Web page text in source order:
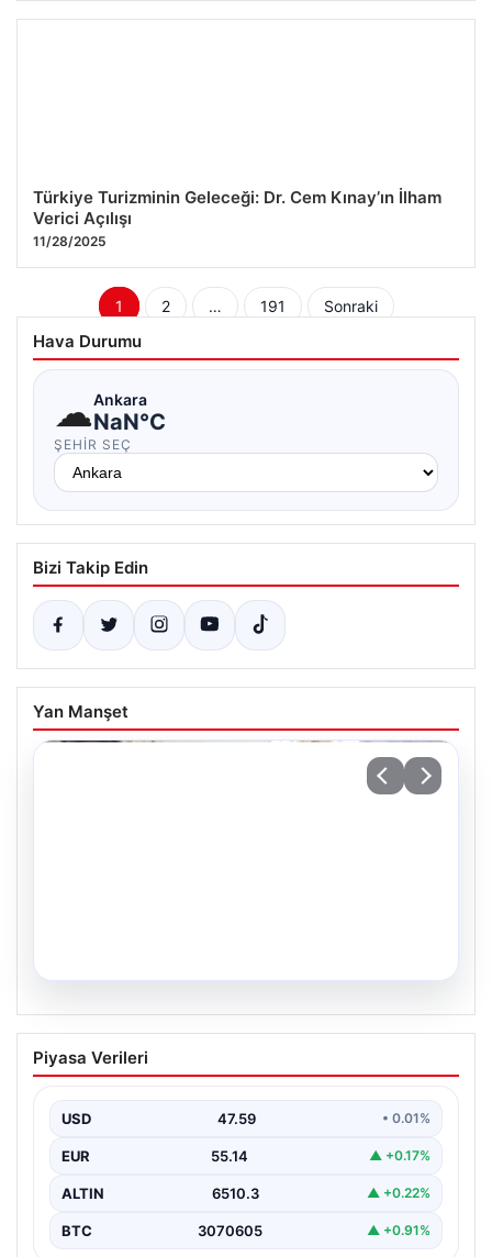
Türkiye Turizminin Geleceği: Dr. Cem Kınay’ın İlham
Verici Açılışı
11/28/2025
Yazı
sayfalaması
1 2 … 191 Sonraki
Hava Durumu
☁Ankara
NaN°C
ŞEHIR SEÇ
Bizi Takip Edin
Yan Manşet
34 Yıllık Hasretin Ardından Gelen
Büyük Mutluluk: İkiz Kızlarıyla Anıtkabir
Adıyaman’da hayatlarını sürdüren Abuzer ve Zeynep
Piyasa Verileri
USD 47.59 • 0.01%
EUR 55.14 ▲ +0.17%
ALTIN 6510.3 ▲ +0.22%
BTC 3070605 ▲ +0.91%